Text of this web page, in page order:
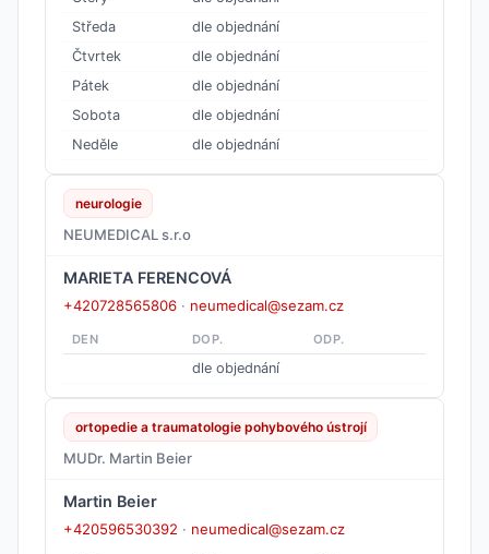
Středa
dle objednání
Čtvrtek
dle objednání
Pátek
dle objednání
Sobota
dle objednání
Neděle
dle objednání
neurologie
NEUMEDICAL s.r.o
MARIETA FERENCOVÁ
+420728565806 · neumedical@sezam.cz
DEN DOP. ODP.
dle objednání
ortopedie a traumatologie pohybového ústrojí
MUDr. Martin Beier
Martin Beier
+420596530392 · neumedical@sezam.cz